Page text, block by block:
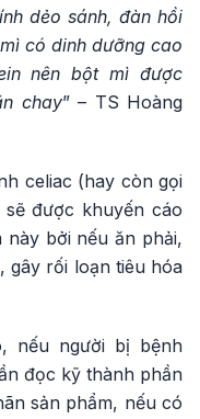
dẻo sánh, đàn hồi
có dinh dưỡng cao
nên bột mì được
chay” – TS Hoàng
celiac (hay còn gọi
được khuyến cáo
bởi nếu ăn phải,
gây rối loạn tiêu hóa
nếu người bị bệnh
đọc kỹ thành phần
sản phẩm, nếu có